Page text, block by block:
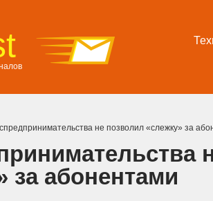
не позволил «слежку» за
за абонентами